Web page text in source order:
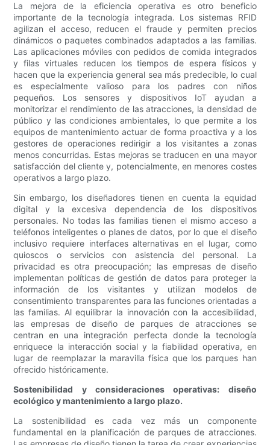
La mejora de la eficiencia operativa es otro beneficio
importante de la tecnología integrada. Los sistemas RFID
agilizan el acceso, reducen el fraude y permiten precios
dinámicos o paquetes combinados adaptados a las familias.
Las aplicaciones móviles con pedidos de comida integrados
y filas virtuales reducen los tiempos de espera físicos y
hacen que la experiencia general sea más predecible, lo cual
es especialmente valioso para los padres con niños
pequeños. Los sensores y dispositivos IoT ayudan a
monitorizar el rendimiento de las atracciones, la densidad de
público y las condiciones ambientales, lo que permite a los
equipos de mantenimiento actuar de forma proactiva y a los
gestores de operaciones redirigir a los visitantes a zonas
menos concurridas. Estas mejoras se traducen en una mayor
satisfacción del cliente y, potencialmente, en menores costes
operativos a largo plazo.
Sin embargo, los diseñadores tienen en cuenta la equidad
digital y la excesiva dependencia de los dispositivos
personales. No todas las familias tienen el mismo acceso a
teléfonos inteligentes o planes de datos, por lo que el diseño
inclusivo requiere interfaces alternativas en el lugar, como
quioscos o servicios con asistencia del personal. La
privacidad es otra preocupación; las empresas de diseño
implementan políticas de gestión de datos para proteger la
información de los visitantes y utilizan modelos de
consentimiento transparentes para las funciones orientadas a
las familias. Al equilibrar la innovación con la accesibilidad,
las empresas de diseño de parques de atracciones se
centran en una integración perfecta donde la tecnología
enriquece la interacción social y la fiabilidad operativa, en
lugar de reemplazar la maravilla física que los parques han
ofrecido históricamente.
Sostenibilidad y consideraciones operativas: diseño
ecológico y mantenimiento a largo plazo.
La sostenibilidad es cada vez más un componente
fundamental en la planificación de parques de atracciones.